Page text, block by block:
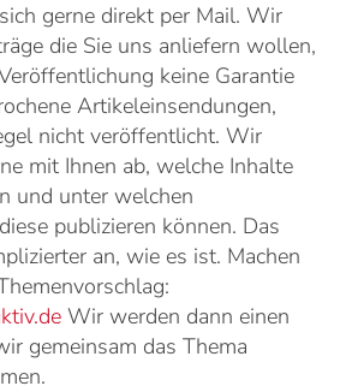
gerne direkt per Mail. Wir
die Sie uns anliefern wollen,
keine Garantie
Artikeleinsendungen,
nicht veröffentlicht. Wir
mit Ihnen ab, welche Inhalte
und unter welchen
publizieren können. Das
an, wie es ist. Machen
Wir werden dann einen
gemeinsam das Thema